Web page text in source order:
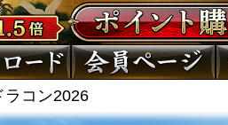
ラコン2026